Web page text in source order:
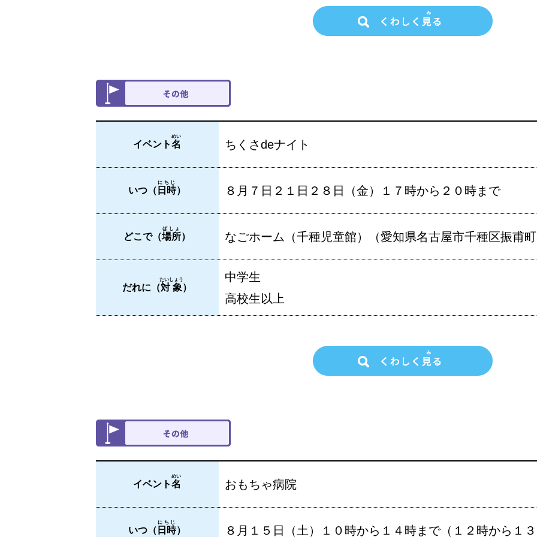
イベント名
めい
ちくさdeナイト
いつ（ 日時
にちじ
） ８月７日２１日２８日（金）１７時から２０時まで
どこで（場所
ばしょ
） なごホーム（千種児童館）（愛知県名古屋市千種区振甫
だれに（対象
たいしょう
）
中学生
高校生以上
イベント名
めい
おもちゃ病院
いつ（ 日時
にちじ
） ８月１５日（土）１０時から１４時まで（１２時から１